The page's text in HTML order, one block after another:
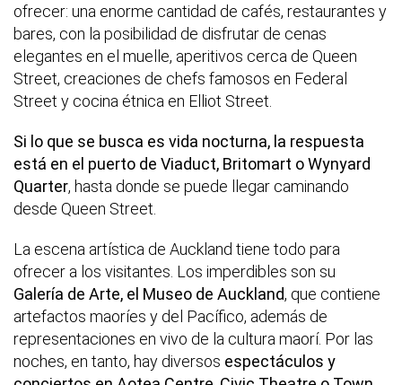
ofrecer: una enorme cantidad de cafés, restaurantes y
bares, con la posibilidad de disfrutar de cenas
elegantes en el muelle, aperitivos cerca de Queen
Street, creaciones de chefs famosos en Federal
Street y cocina étnica en Elliot Street.
Si lo que se busca es vida nocturna, la respuesta
está en el puerto de Viaduct, Britomart o Wynyard
Quarter, hasta donde se puede llegar caminando
desde Queen Street.
La escena artística de Auckland tiene todo para
ofrecer a los visitantes. Los imperdibles son su
Galería de Arte, el Museo de Auckland, que contiene
artefactos maoríes y del Pacífico, además de
representaciones en vivo de la cultura maorí. Por las
noches, en tanto, hay diversos espectáculos y